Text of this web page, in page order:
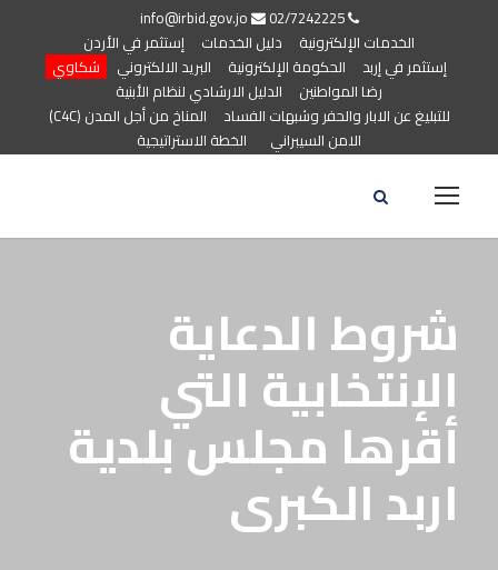
02/7242225
الخدمات الإلكترونية
دليل الخدمات
إستثمر في الأردن
إستثمر في إربد
الحكومة الإلكترونية البريد الالكتروني
شكاوي
رضا المواطنين
الدليل الارشادي لنظام الأبنية
للتبليغ عن الابار والحفر وشبهات الفساد
المناخ من أجل المدن (C4C)
الامن السيبراني
الخطة الاستراتيجية
شروط الدعاية
الإنتخابية التي
أقرها مجلس بلدية
اربد الكبرى